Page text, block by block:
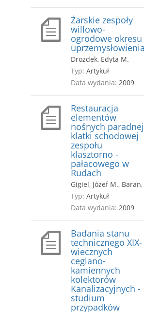
Żarskie zespoły
willowo-
ogrodowe okresu
uprzemysłowienia
Drozdek, Edyta M.
Typ: Artykuł
Data wydania: 2009
Restauracja
elementów
nośnych paradnej
klatki schodowej
zespołu
klasztorno -
pałacowego w
Rudach
Gigiel, Józef M., Baran,
Typ: Artykuł
Data wydania: 2009
Badania stanu
technicznego XIX-
wiecznych
ceglano-
kamiennych
kolektorów
Kanalizacyjnych -
studium
przypadków